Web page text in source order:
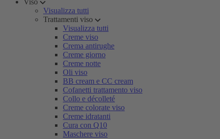
Viso
Visualizza tutti
Trattamenti viso
Visualizza tutti
Creme viso
Crema antirughe
Creme giorno
Creme notte
Oli viso
BB cream e CC cream
Cofanetti trattamento viso
Collo e décolleté
Creme colorate viso
Creme idratanti
Cura con Q10
Maschere viso